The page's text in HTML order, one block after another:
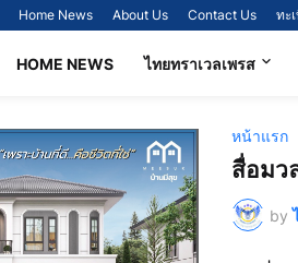
Home News About Us Contact Us ทะ
HOME NEWS ไทยทราเวลเพรส
หน้าแรก
สื่อมว
by